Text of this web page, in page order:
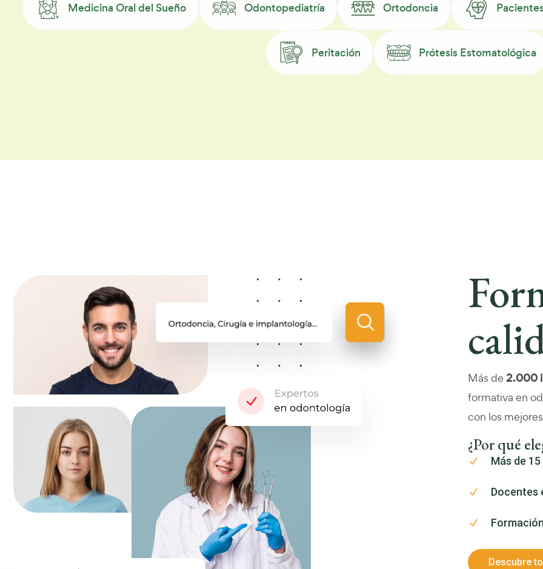
Medicina Oral del Sueño Odontopediatría Ortodoncia
Peritación Prótesis Estomatológica
Más de 2.000
formativa en
con los
¿Por qué
Más de
Docentes
Descubre